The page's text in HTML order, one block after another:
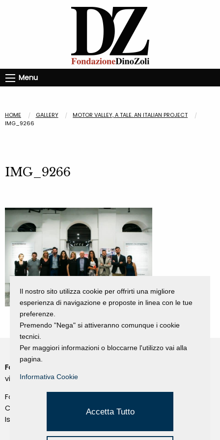
Menu
HOME GALLERY
MOTOR VALLEY, A TALE. AN ITALIAN PROJECT
IMG_9266
IMG_9266
Fondazione Dino Zoli
viale Bologna 288, Forlì
Fondo dot. euro 285.000 i.v.
CF e P.IVA 03692820404
Isc.Reg Per.Giu. n. 10404
Il nostro sito utilizza cookie per offrirti una migliore
esperienza di navigazione e proposte in linea con le tue
preferenze.
Premendo "Nega" si attiveranno comunque i cookie
tecnici.
Per maggiori informazioni o bloccarne l'utilizzo vai alla
pagina.
Informativa Cookie
Accetta Tutto